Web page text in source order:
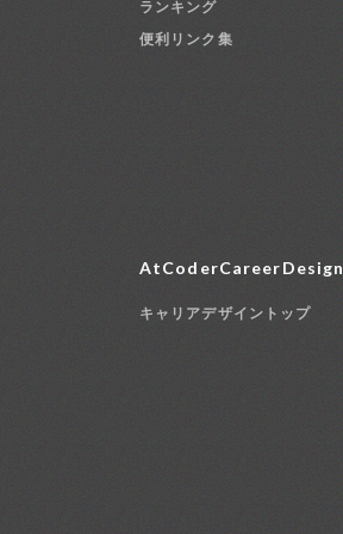
ランキング
便利リンク集
AtCoderCareerDesign
キャリアデザイントップ